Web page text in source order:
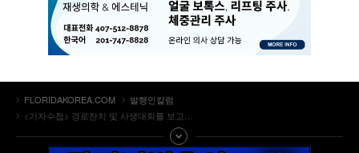
FLORIDAKOREA.COM
발행인칼럼
<기자수첩> 경로잔치 및 사생대회를 보고…